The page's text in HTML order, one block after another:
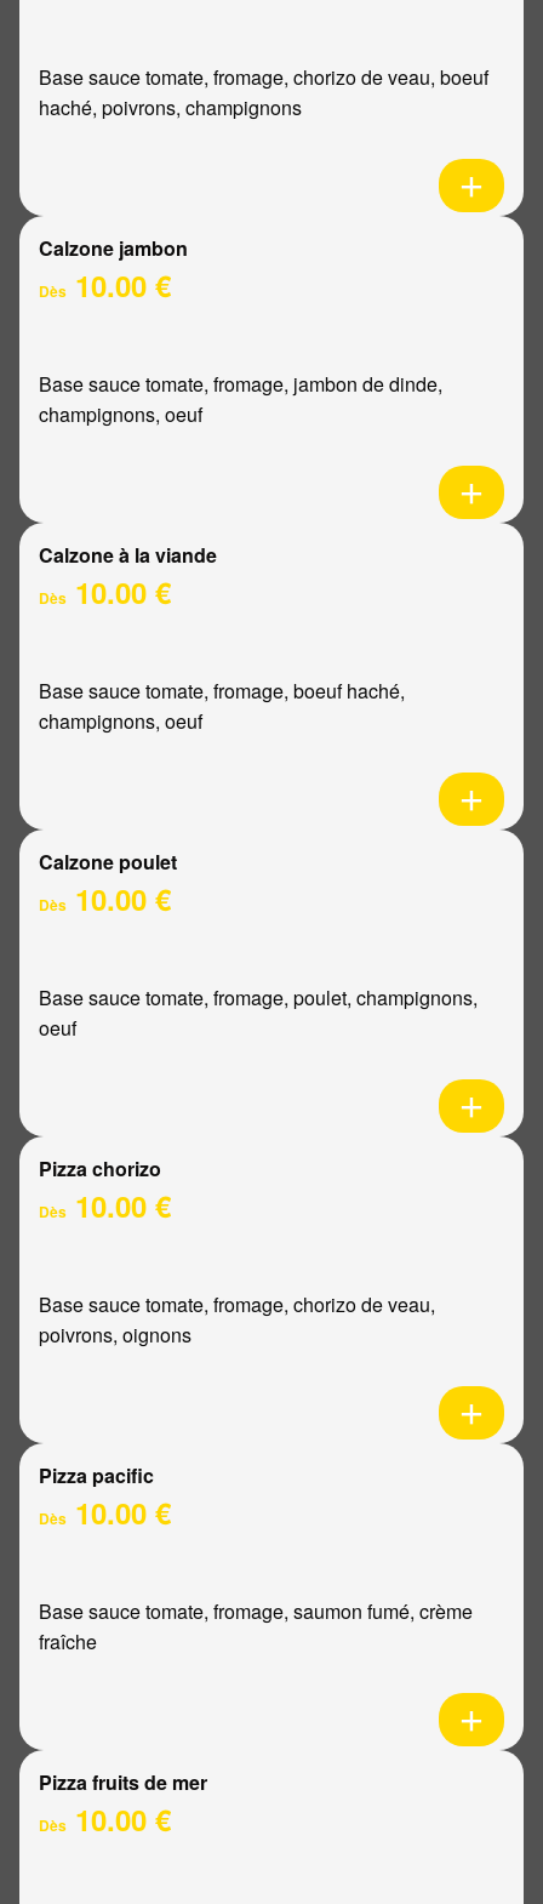
Base sauce tomate, fromage, chorizo de veau, boeuf
haché, poivrons, champignons
Calzone jambon
Dès 10.00 €
Base sauce tomate, fromage, jambon de dinde,
champignons, oeuf
Calzone à la viande
Dès 10.00 €
Base sauce tomate, fromage, boeuf haché,
champignons, oeuf
Calzone poulet
Dès 10.00 €
Base sauce tomate, fromage, poulet, champignons,
oeuf
Pizza chorizo
Dès 10.00 €
Base sauce tomate, fromage, chorizo de veau,
poivrons, oignons
Pizza pacific
Dès 10.00 €
Base sauce tomate, fromage, saumon fumé, crème
fraîche
Pizza fruits de mer
Dès 10.00 €